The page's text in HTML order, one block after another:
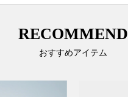
RECOMMEND
おすすめアイテム